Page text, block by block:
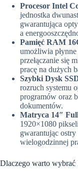
Procesor Intel
jednostka
gwarantująca
a
Pamięć RAM
umożliwia
przełączanie się
pracę na dużych
Szybki Dysk
rozruch systemu
programów oraz
dokumentów.
Matryca 14″
1920×1080
gwarantując
wielogodzinnej
Dlaczego warto